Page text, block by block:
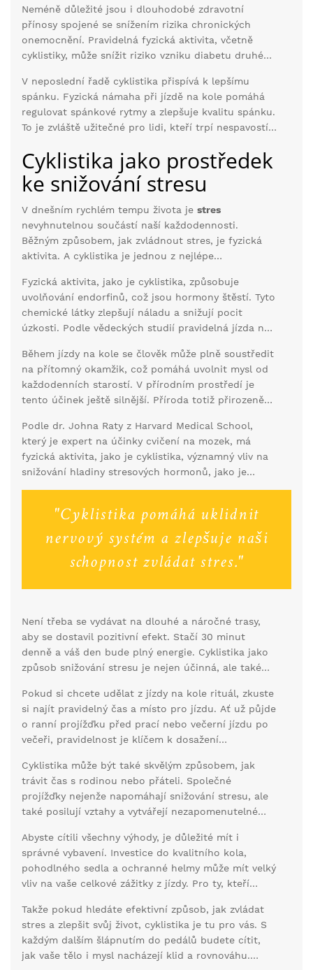
Neméně důležité jsou i dlouhodobé zdravotní
přínosy spojené se snížením rizika chronických
onemocnění. Pravidelná fyzická aktivita, včetně
cyklistiky, může snížit riziko vzniku diabetu druhého
prevenci osteoporózy díky zvyšování hustoty kostí.
V neposlední řadě cyklistika přispívá k lepšímu
spánku. Fyzická námaha při jízdě na kole pomáhá
regulovat spánkové rytmy a zlepšuje kvalitu spánku.
To je zvláště užitečné pro lidi, kteří trpí nespavostí
Cyklistika jako prostředek
ke snižování stresu
V dnešním rychlém tempu života je stres
nevyhnutelnou součástí naší každodennosti.
Běžným způsobem, jak zvládnout stres, je fyzická
aktivita. A cyklistika je jednou z nejlépe
napětí a uklidnit mysl. Jízda na kole nabízí okamžité
i dlouhodobé výhody pro psychické zdraví, což je
základní důvod, proč by měla být součástí vašeho
života.
Fyzická aktivita, jako je cyklistika, způsobuje
uvolňování endorfinů, což jsou hormony štěstí. Tyto
chemické látky zlepšují náladu a snižují pocit
úzkosti. Podle vědeckých studií pravidelná jízda na
pokles stresu má nejen pozitivní dopad na vaši
duševní pohodu, ale také na fyzické zdraví, zejména
na kardiovaskulární systém.
Během jízdy na kole se člověk může plně soustředit
na přítomný okamžik, což pomáhá uvolnit mysl od
každodenních starostí. V přírodním prostředí je
tento účinek ještě silnější. Příroda totiž přirozeně
"mentální reset". Pravidelná jízda na kole v přírodě
může být skvělým způsobem, jak dosáhnout
rovnováhy mezi pracovním a osobním životem.
Podle dr. Johna Raty z Harvard Medical School,
který je expert na účinky cvičení na mozek, má
fyzická aktivita, jako je cyklistika, významný vliv na
snižování hladiny stresových hormonů, jako je
"Cyklistika pomáhá uklidnit
nervový systém a zlepšuje naši
schopnost zvládat stres."
Není třeba se vydávat na dlouhé a náročné trasy,
aby se dostavil pozitivní efekt. Stačí 30 minut
denně a váš den bude plný energie. Cyklistika jako
způsob snižování stresu je nejen účinná, ale také
mnoha městech jsou k dispozici cyklostezky, které
umožňují bezpečnou jízdu.
Pokud si chcete udělat z jízdy na kole rituál, zkuste
si najít pravidelný čas a místo pro jízdu. Ať už půjde
o ranní projížďku před prací nebo večerní jízdu po
večeři, pravidelnost je klíčem k dosažení
cíle a postupně je zvyšujte. Důležité je mít z jízdy
radost a nebrat ji jako povinnost.
Cyklistika může být také skvělým způsobem, jak
trávit čas s rodinou nebo přáteli. Společné
projížďky nejenže napomáhají snižování stresu, ale
také posilují vztahy a vytvářejí nezapomenutelné
během fyzické aktivity ještě více zvyšuje hladinu
endorfinů.
Abyste cítili všechny výhody, je důležité mít i
správné vybavení. Investice do kvalitního kola,
pohodlného sedla a ochranné helmy může mít velký
vliv na vaše celkové zážitky z jízdy. Pro ty, kteří
vzdálenosti a náročnost tras.
Takže pokud hledáte efektivní způsob, jak zvládat
stres a zlepšit svůj život, cyklistika je tu pro vás. S
každým dalším šlápnutím do pedálů budete cítit,
jak vaše tělo i mysl nacházejí klid a rovnováhu.